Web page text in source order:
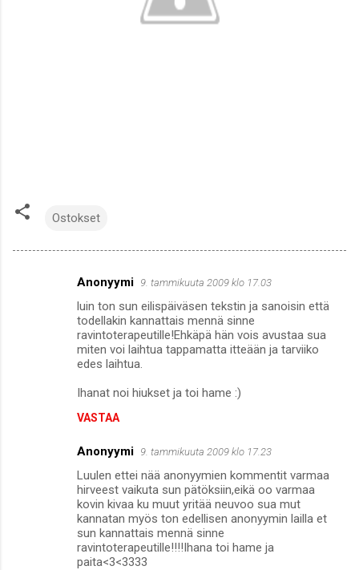
Ostokset
Anonyymi 9. tammikuuta 2009 klo 17.03
luin ton sun eilispäiväsen tekstin ja sanoisin että
todellakin kannattais mennä sinne
ravintoterapeutille!Ehkäpä hän vois avustaa sua
miten voi laihtua tappamatta itteään ja tarviiko
edes laihtua.
Ihanat noi hiukset ja toi hame :)
VASTAA
Anonyymi 9. tammikuuta 2009 klo 17.23
Luulen ettei nää anonyymien kommentit varmaa
hirveest vaikuta sun pätöksiin,eikä oo varmaa
kovin kivaa ku muut yritää neuvoo sua mut
kannatan myös ton edellisen anonyymin lailla et
sun kannattais mennä sinne
ravintoterapeutille!!!!Ihana toi hame ja
paita<3<3333